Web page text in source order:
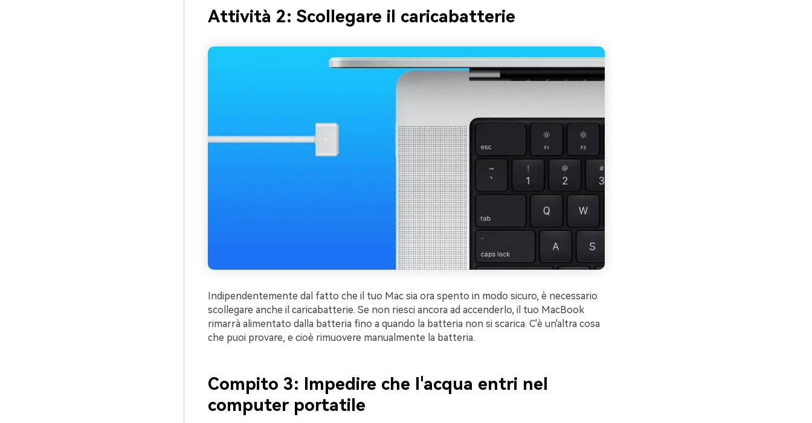
Attività 2: Scollegare il caricabatterie
Indipendentemente dal fatto che il tuo Mac sia ora spento in modo sicuro, è necessario
scollegare anche il caricabatterie. Se non riesci ancora ad accenderlo, il tuo MacBook
rimarrà alimentato dalla batteria fino a quando la batteria non si scarica. C'è un'altra cosa
che puoi provare, e cioè rimuovere manualmente la batteria.
Compito 3: Impedire che l'acqua entri nel
computer portatile